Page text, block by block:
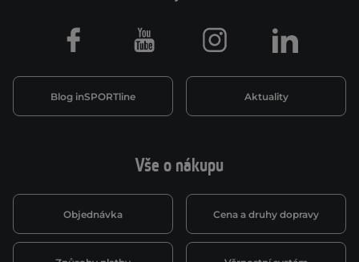
Vše o nákupu
Objednávka Cena a druhy dopravy
Blog inSPORTline Aktuality
Facebook Youtube Instagram LinkedIn